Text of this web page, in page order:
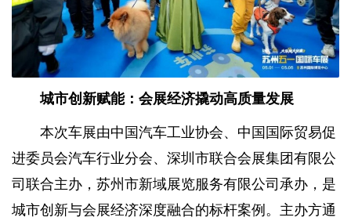
城市创新赋能：会展经济撬动高质量发展
本次车展由中国汽车工业协会、中国国际贸易促
进委员会汽车行业分会、深圳市联合会展集团有限公
司联合主办，苏州市新域展览服务有限公司承办，是
城市创新与会展经济深度融合的标杆案例。主办方通